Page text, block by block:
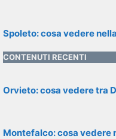
Spoleto: cosa vedere
CONTENUTI RECENTI
Orvieto: cosa vedere tra
Montefalco: cosa vedere